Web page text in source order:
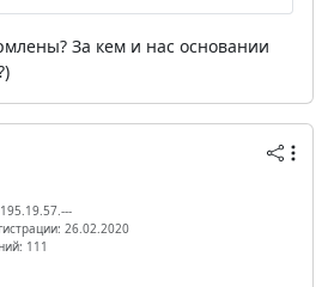
За кем и нас основании
26.02.2020
111